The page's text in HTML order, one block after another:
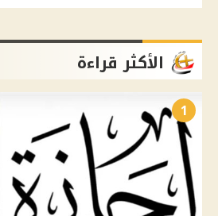
الأكثر قراءة
1